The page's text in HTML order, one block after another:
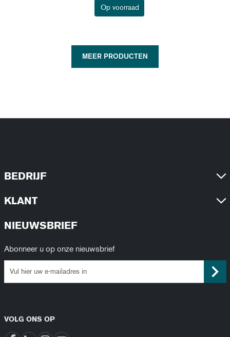
Op voorraad
MEER PRODUCTEN
BEDRIJF
KLANT
NIEUWSBRIEF
Abonneer u op onze nieuwsbrief
VOLG ONS OP